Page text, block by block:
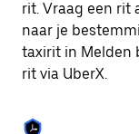
Druk
op
Escape
om
de
sluiten.
rit. Vraag een rit
naar je
taxirit in Melden
rit via UberX.